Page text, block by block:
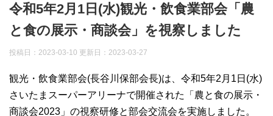
令和5年2月1日(水)観光・飲食業部会「農
と食の展示・商談会」を視察しました
投稿日：2023-03-10 更新日： 2023-03-27
観光・飲食業部会(長谷川保部会長)は、令和5年2月1日(水)
さいたまスーパーアリーナで開催された「農と食の展示・
商談会2023」の視察研修と部会交流会を実施しました。